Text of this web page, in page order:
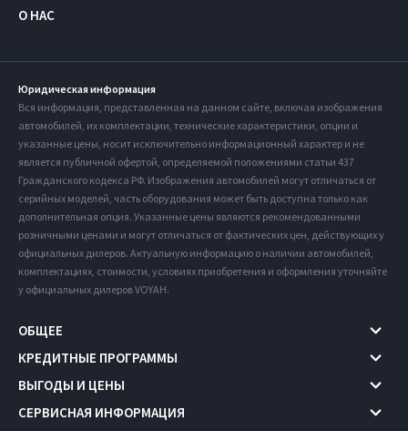
О НАС
Юридическая информация
Вся информация, представленная на данном сайте, включая изображения
автомобилей, их комплектации, технические характеристики, опции и
указанные цены, носит исключительно информационный характер и не
является публичной офертой, определяемой положениями статьи 437
Гражданского кодекса РФ. Изображения автомобилей могут отличаться от
серийных моделей, часть оборудования может быть доступна только как
дополнительная опция. Указанные цены являются рекомендованными
розничными ценами и могут отличаться от фактических цен, действующих у
официальных дилеров. Актуальную информацию о наличии автомобилей,
комплектациях, стоимости, условиях приобретения и оформления уточняйте
у официальных дилеров VOYAH.
ОБЩЕЕ
КРЕДИТНЫЕ ПРОГРАММЫ
ВЫГОДЫ И ЦЕНЫ
СЕРВИСНАЯ ИНФОРМАЦИЯ